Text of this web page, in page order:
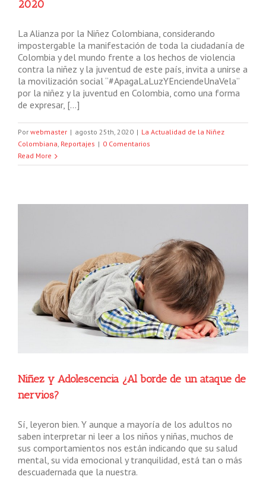
2020
La Alianza por la Niñez Colombiana, considerando
impostergable la manifestación de toda la ciudadanía de
Colombia y del mundo frente a los hechos de violencia
contra la niñez y la juventud de este país, invita a unirse a
la movilización social “#ApagaLaLuzYEnciendeUnaVela”
por la niñez y la juventud en Colombia, como una forma
de expresar, […]
Por webmaster | agosto 25th, 2020 | La Actualidad de la Niñez
Colombiana Reportajes | 0 Comentarios
Read More
Niñez y Adolescencia ¿Al borde de un ataque de
nervios?
Sí, leyeron bien. Y aunque a mayoría de los adultos no
saben interpretar ni leer a los niños y niñas, muchos de
sus comportamientos nos están indicando que su salud
mental, su vida emocional y tranquilidad, está tan o más
descuadernada que la nuestra.